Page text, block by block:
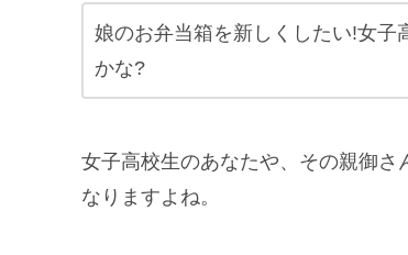
娘のお弁当箱を新しくしたい!女子
かな?
女子高校生のあなたや、その親御
なりますよね。